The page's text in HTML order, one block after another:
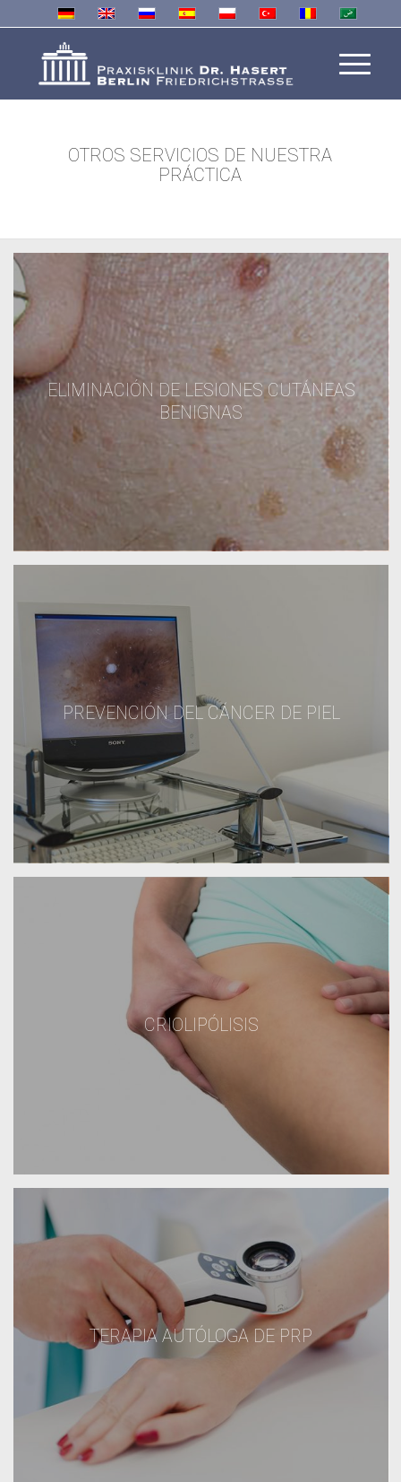
OTROS SERVICIOS DE NUESTRA
PRÁCTICA
ELIMINACIÓN DE LESIONES CUTÁNEAS
BENIGNAS
PREVENCIÓN DEL CÁNCER DE PIEL
CRIOLIPÓLISIS
TERAPIA AUTÓLOGA DE PRP